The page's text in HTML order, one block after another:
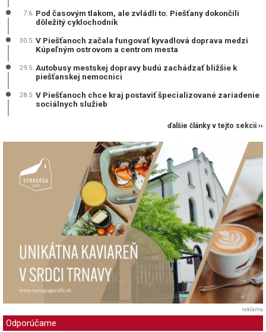
7.6. Pod časovým tlakom, ale zvládli to. Piešťany dokončili
dôležitý cyklochodník
30.5. V Piešťanoch začala fungovať kyvadlová doprava medzi
Kúpeľným ostrovom a centrom mesta
29.5. Autobusy mestskej dopravy budú zachádzať bližšie k
piešťanskej nemocnici
28.5. V Piešťanoch chce kraj postaviť špecializované zariadenie
sociálnych služieb
ďalšie články v tejto sekcii ››
reklama
Odporúčame